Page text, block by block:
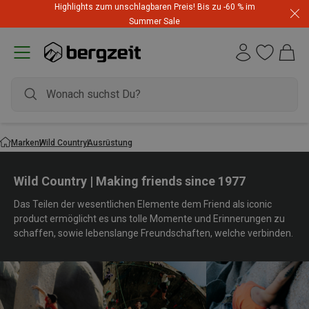
Highlights zum unschlagbaren Preis! Bis zu -60 % im
Summer Sale
MarkenWild CountryAusrüstung
Wild Country | Making friends since 1977
Das Teilen der wesentlichen Elemente dem Friend als iconic
product ermöglicht es uns tolle Momente und Erinnerungen zu
schaffen, sowie lebenslange Freundschaften, welche verbinden.